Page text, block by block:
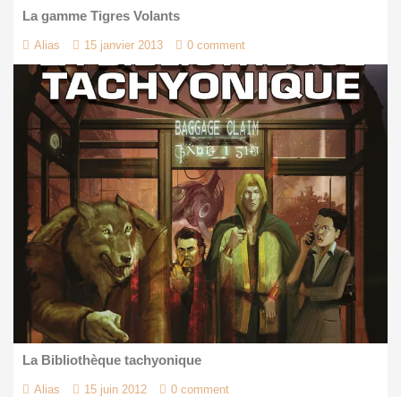
La gamme Tigres Volants
Alias 15 janvier 2013 0 comment
La Bibliothèque tachyonique
Alias 15 juin 2012 0 comment